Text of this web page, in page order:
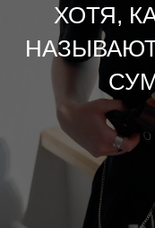
ХОТЯ,